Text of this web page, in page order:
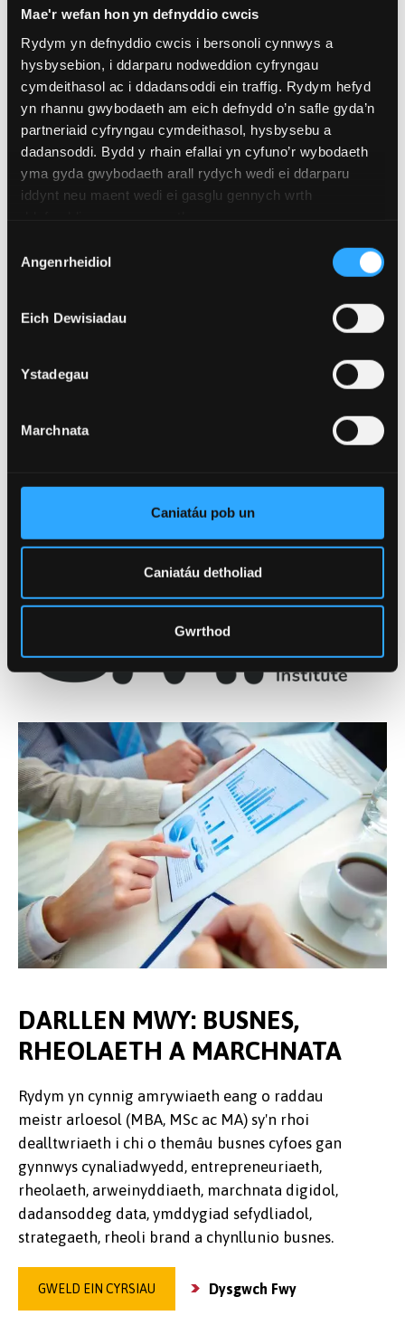
Mae'r wefan hon yn defnyddio cwcis
Rydym yn defnyddio cwcis i bersonoli cynnwys a
hysbysebion, i ddarparu nodweddion cyfryngau
cymdeithasol ac i ddadansoddi ein traffig. Rydym hefyd
yn rhannu gwybodaeth am eich defnydd o’n safle gyda’n
partneriaid cyfryngau cymdeithasol, hysbysebu a
dadansoddi. Bydd y rhain efallai yn cyfuno’r wybodaeth
yma gyda gwybodaeth arall rydych wedi ei ddarparu
iddynt neu maent wedi ei gasglu gennych wrth
Caniatâd
Angenrheidiol
Eich Dewisiadau
Ystadegau
Marchnata
Caniatáu pob un
Caniatáu detholiad
Gwrthod
Gwneud Cais
Sut i wneud cais
Edrychwch ar ein wybodaeth ffioedd
Wedi’i achredu gan
DARLLEN MWY: BUSNES,
RHEOLAETH A MARCHNATA
Rydym yn cynnig amrywiaeth eang o raddau
meistr arloesol (MBA, MSc ac MA) sy'n rhoi
dealltwriaeth i chi o themâu busnes cyfoes gan
gynnwys cynaliadwyedd, entrepreneuriaeth,
rheolaeth, arweinyddiaeth, marchnata digidol,
dadansoddeg data, ymddygiad sefydliadol,
strategaeth, rheoli brand a chynllunio busnes.
GWELD EIN CYRSIAU Dysgwch Fwy